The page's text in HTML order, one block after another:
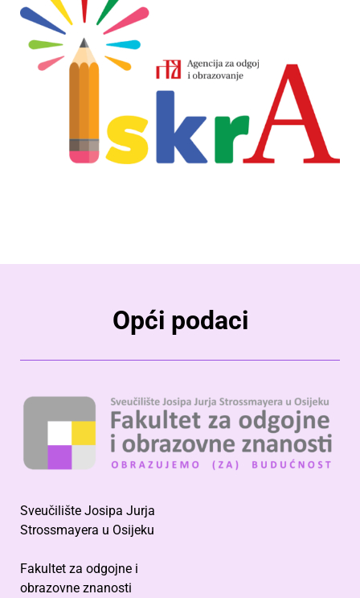
Opći podaci
Sveučilište Josipa Jurja
Strossmayera u Osijeku
Fakultet za odgojne i
obrazovne znanosti